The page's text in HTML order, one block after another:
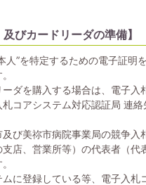
びカードリーダの準備】
人”を特定するための電子証明
ダを購入する場合は、電子
コアシステム対応認証局 連
び美祢市病院事業局の競争
店、営業所等）の代表者（代
に登録している等、電子入